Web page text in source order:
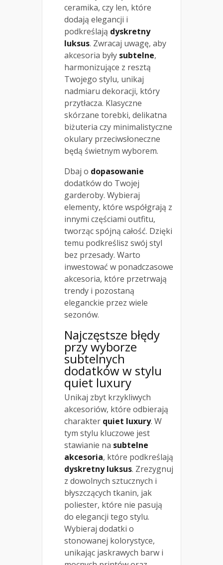
ceramika, czy len, które
dodają elegancji i
podkreślają dyskretny
luksus. Zwracaj uwagę, aby
akcesoria były subtelne,
harmonizujące z resztą
Twojego stylu, unikaj
nadmiaru dekoracji, który
przytłacza. Klasyczne
skórzane torebki, delikatna
biżuteria czy minimalistyczne
okulary przeciwsłoneczne
będą świetnym wyborem.
Dbaj o dopasowanie
dodatków do Twojej
garderoby. Wybieraj
elementy, które współgrają z
innymi częściami outfitu,
tworząc spójną całość. Dzięki
temu podkreślisz swój styl
bez przesady. Warto
inwestować w ponadczasowe
akcesoria, które przetrwają
trendy i pozostaną
eleganckie przez wiele
sezonów.
Najczęstsze błędy
przy wyborze
subtelnych
dodatków w stylu
quiet luxury
Unikaj zbyt krzykliwych
akcesoriów, które odbierają
charakter quiet luxury. W
tym stylu kluczowe jest
stawianie na subtelne
akcesoria, które podkreślają
dyskretny luksus. Zrezygnuj
z dowolnych sztucznych i
błyszczących tkanin, jak
poliester, które nie pasują
do elegancji tego stylu.
Wybieraj dodatki o
stonowanej kolorystyce,
unikając jaskrawych barw i